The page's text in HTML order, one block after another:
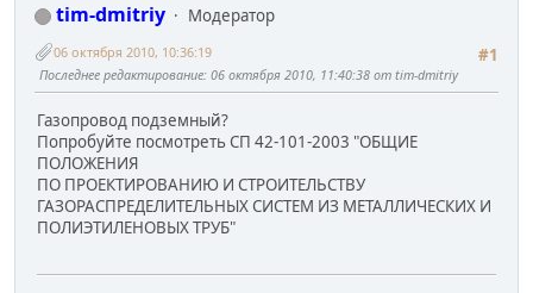
tim-dmitriy
Модератор
#1
06 октября 2010, 10:36:19
Последнее редактирование: 06 октября 2010, 11:40:38 от tim-dmitriy
Газопровод подземный?
Попробуйте посмотреть СП 42-101-2003 "ОБЩИЕ
ПОЛОЖЕНИЯ
ПО ПРОЕКТИРОВАНИЮ И СТРОИТЕЛЬСТВУ
ГАЗОРАСПРЕДЕЛИТЕЛЬНЫХ СИСТЕМ ИЗ МЕТАЛЛИЧЕСКИХ И
ПОЛИЭТИЛЕНОВЫХ ТРУБ"